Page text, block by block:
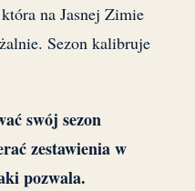
na Jasnej Zimie
Sezon kalibruje
swój sezon
zestawienia w
pozwala.